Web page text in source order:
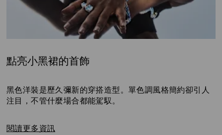
點亮小黑裙的首飾
黑色洋裝是歷久彌新的穿搭造型。單色調風格簡約卻引人
注目，不管什麼場合都能駕馭。
閱讀更多資訊